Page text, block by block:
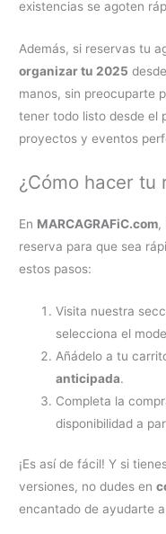
existencias se agoten
Además, si reservas tu
organizar tu 2025
manos, sin preocuparte
tener todo listo desde el
proyectos y eventos
¿Cómo hacer tu
En MARCAGRAFiC.com,
reserva para que sea
estos pasos:
Visita nuestra
selecciona el
Añádelo a tu
anticipada.
Completa la
disponibilidad a
¡Es así de fácil! Y si
versiones, no dudes en
encantado de ayudarte